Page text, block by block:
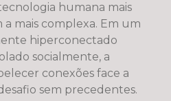
humana mais
a mais complexa. Em um
hiperconectado
socialmente, a
conexões face a
sem precedentes.